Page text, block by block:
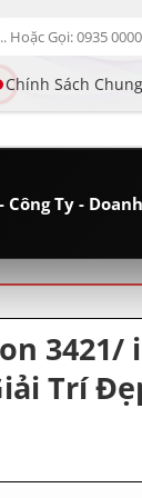
Chính Sách
loại
Công Ty -
Lâu Dài •Giá Sỉ
3421/
Trí